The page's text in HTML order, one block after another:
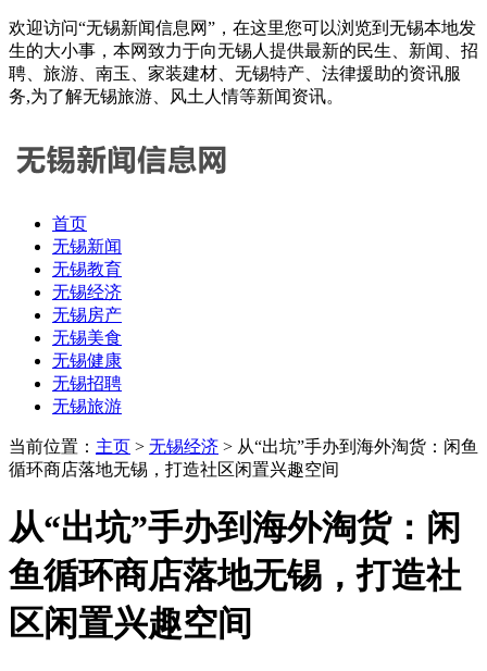
欢迎访问“无锡新闻信息网”，在这里您可以浏览到无锡本地发
生的大小事，本网致力于向无锡人提供最新的民生、新闻、招
聘、旅游、南玉、家装建材、无锡特产、法律援助的资讯服
务,为了解无锡旅游、风土人情等新闻资讯。
首页
无锡新闻
无锡教育
无锡经济
无锡房产
无锡美食
无锡健康
无锡招聘
无锡旅游
当前位置： 主页 > 无锡经济 > 从“出坑”手办到海外淘货：闲鱼
循环商店落地无锡，打造社区闲置兴趣空间
从“出坑”手办到海外淘货：闲
鱼循环商店落地无锡，打造社
区闲置兴趣空间